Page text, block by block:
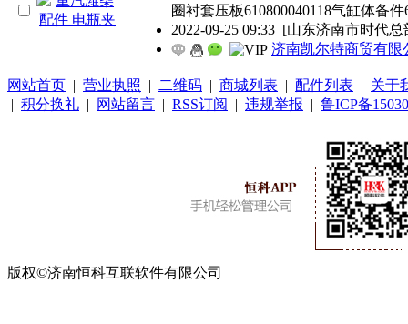
圈衬套压板610800040118气缸体备件
2022-09-25 09:33 [山东济南市时代总
济南凯尔特商贸有限
网站首页 | 营业执照 | 二维码 | 商城列表 | 配件列表 | 关于
| 积分换礼 | 网站留言 | RSS订阅 | 违规举报 | 鲁ICP备
版权©济南恒科互联软件有限公司